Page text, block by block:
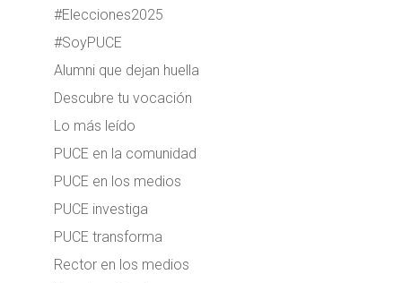
#Elecciones2025
#SoyPUCE
Alumni que dejan huella
Descubre tu vocación
Lo más leído
PUCE en la comunidad
PUCE en los medios
PUCE investiga
PUCE transforma
Rector en los medios